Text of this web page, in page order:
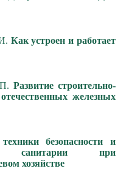
Как устроен и работает
Развитие строительно-
железных
безопасности и
санитарии при
хозяйстве